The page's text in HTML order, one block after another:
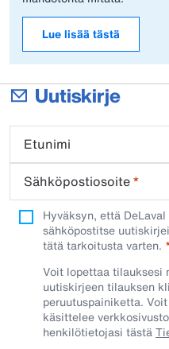
Lue lisää tästä
Uutiskirje
Etunimi
Sähköpostiosoite*
Hyväksyn, että
sähköpostitse
tätä tarkoitusta varten.
Voit lopettaa tilauksesi
uutiskirjeen tilauksen
peruutuspainiketta.
käsittelee
henkilötietojasi tästä